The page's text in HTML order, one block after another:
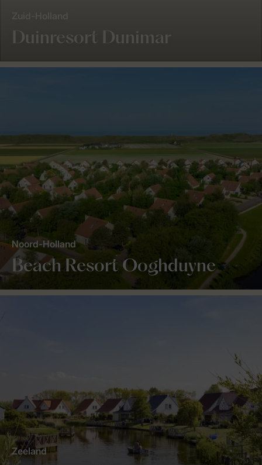
Duinresort Dunimar
Zuid-Holland
Beach Resort Ooghduyne
Noord-Holland
Zeeland